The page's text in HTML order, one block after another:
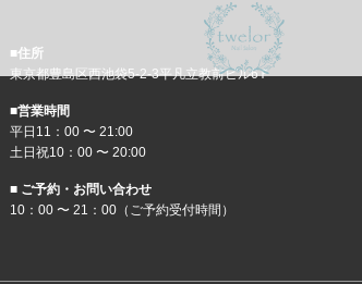
■住所
東京都豊島区西池袋5-2-3平凡立教前ビル6Ｆ
■営業時間
平日11：00 〜 21:00
土日祝10：00 〜 20:00
■ ご予約・お問い合わせ
10：00 〜 21：00（ご予約受付時間）